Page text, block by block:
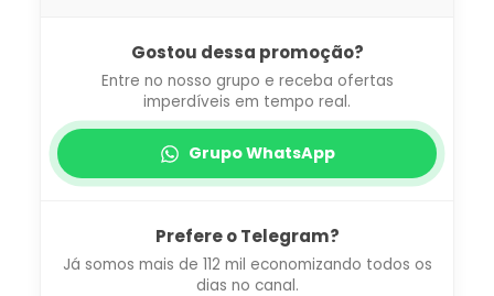
Gostou dessa promoção?
Entre no nosso grupo e receba ofertas
imperdíveis em tempo real.
Grupo WhatsApp
Prefere o Telegram?
Já somos mais de 112 mil economizando todos os
dias no canal.